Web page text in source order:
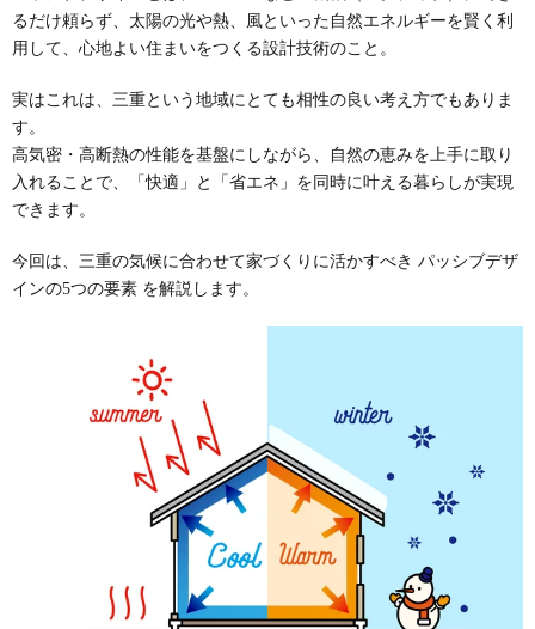
るだけ頼らず、太陽の光や熱、風といった自然エネルギーを賢く利
用して、心地よい住まいをつくる設計技術のこと。
実はこれは、三重という地域にとても相性の良い考え方でもありま
す。
高気密・高断熱の性能を基盤にしながら、自然の恵みを上手に取り
入れることで、「快適」と「省エネ」を同時に叶える暮らしが実現
できます。
今回は、三重の気候に合わせて家づくりに活かすべき パッシブデザ
インの5つの要素 を解説します。